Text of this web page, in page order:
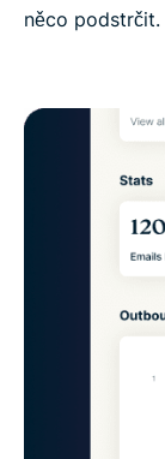
něco podstrčit.